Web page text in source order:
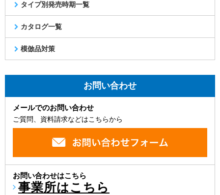
タイプ別発売時期一覧
カタログ一覧
模倣品対策
お問い合わせ
メールでのお問い合わせ
ご質問、資料請求などはこちらから
お問い合わせはこちら
事業所はこちら